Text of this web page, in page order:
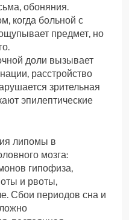
обоняния.
когда больной с
предмет, но
доли вызывает
расстройство
зрительная
эпилептические
липомы в
мозга:
гипофиза,
и рвоты,
Сбои периодов сна и